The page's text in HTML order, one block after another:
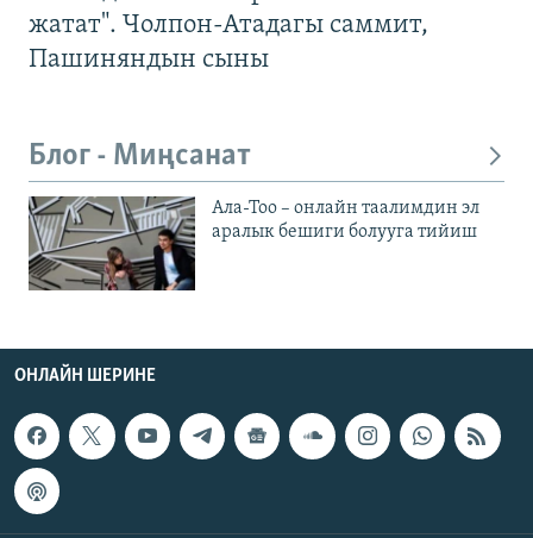
жатат". Чолпон-Атадагы саммит,
Пашиняндын сыны
Блог - Миңсанат
Ала-Тоо – онлайн таалимдин эл
аралык бешиги болууга тийиш
ОНЛАЙН ШЕРИНЕ